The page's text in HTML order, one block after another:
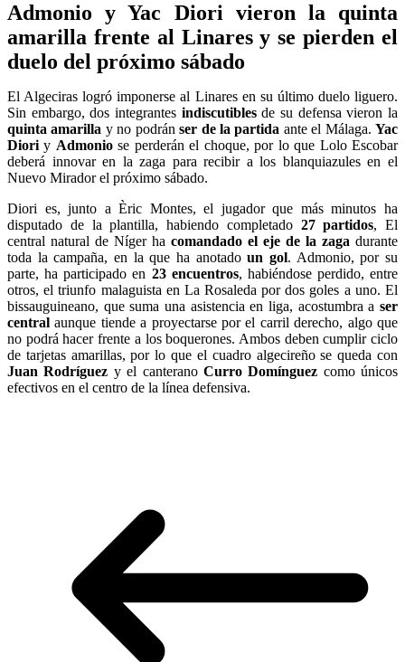
Admonio y Yac Diori vieron la quinta
amarilla frente al Linares y se pierden el
duelo del próximo sábado
El Algeciras logró imponerse al Linares en su último duelo liguero.
Sin embargo, dos integrantes indiscutiblesde su defensa vieron la
quinta amarilla y no podránser de la partida ante el Málaga.Yac
Diori y Admoniose perderán el choque, por lo que Lolo Escobar
deberá innovar en la zaga para recibir a los blanquiazules en el
Nuevo Mirador el próximo sábado.
Diori es, junto a Èric Montes, el jugador que más minutos ha
disputado de la plantilla, habiendo completado 27 partidos, El
central natural de Níger ha comandado el eje de la zaga durante
toda la campaña, en la que ha anotadoun gol. Admonio, por su
parte, ha participado en 23 encuentros, habiéndose perdido, entre
otros, el triunfo malaguista en La Rosaleda por dos goles a uno. El
bissauguineano, que suma una asistencia en liga, acostumbra a ser
central aunque tiende a proyectarse por el carril derecho, algo que
no podrá hacer frente a los boquerones. Ambos deben cumplir ciclo
de tarjetas amarillas, por lo que el cuadro algecireño se queda con
Juan Rodríguez y el canterano Curro Domínguez como únicos
efectivos en el centro de la línea defensiva.